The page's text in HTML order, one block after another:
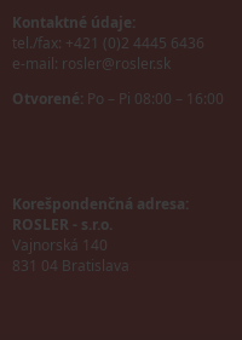
Kontaktné údaje:
tel./fax: +421 (0)2 4445 6436
e-mail: rosler@rosler.sk
Otvorené: Po – Pi 08:00 – 16:00
Korešpondenčná adresa:
ROSLER - s.r.o.
Vajnorská 140
831 04 Bratislava